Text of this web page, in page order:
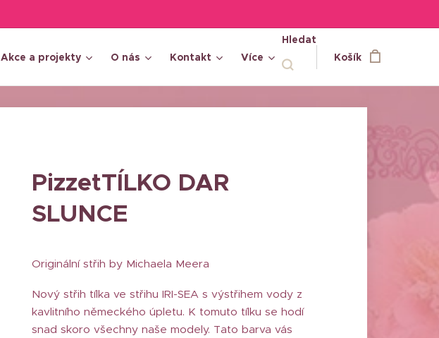
Akce a projekty O nás Kontakt Více
Hledat
Košík
PizzetTÍLKO DAR
SLUNCE
Originální střih by Michaela Meera
Nový střih tílka ve střihu IRI-SEA s výstřihem vody z
kavlitního německého úpletu. K tomuto tílku se hodí
snad skoro všechny naše modely. Tato barva vás